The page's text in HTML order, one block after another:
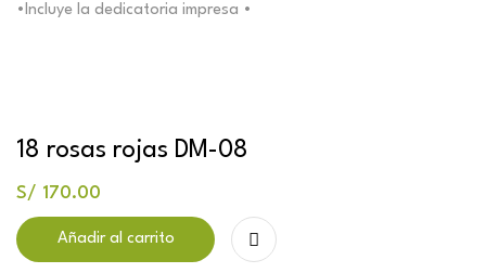
•Incluye la dedicatoria impresa •
18 rosas rojas DM-08
S/ 170.00
Añadir al carrito